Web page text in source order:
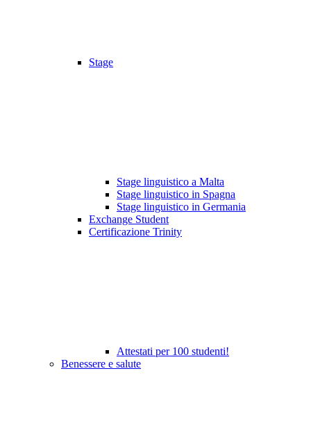
Stage
Stage linguistico a Malta
Stage linguistico in Spagna
Stage linguistico in Germania
Exchange Student
Certificazione Trinity
Attestati per 100 studenti!
Benessere e salute